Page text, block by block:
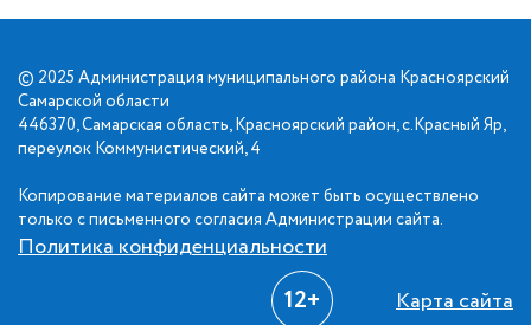
© 2025 Администрация муниципального района Красноярский
Самарской области
446370, Самарская область, Красноярский район, с.Красный Яр,
переулок Коммунистический, 4
Копирование материалов сайта может быть осуществлено
только с письменного согласия Администрации сайта.
Политика конфиденциальности
12+ Карта сайта